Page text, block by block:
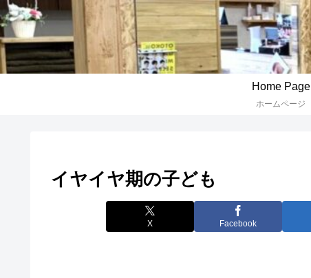
Home Page
ホームページ
イヤイヤ期の子ども
X Facebook